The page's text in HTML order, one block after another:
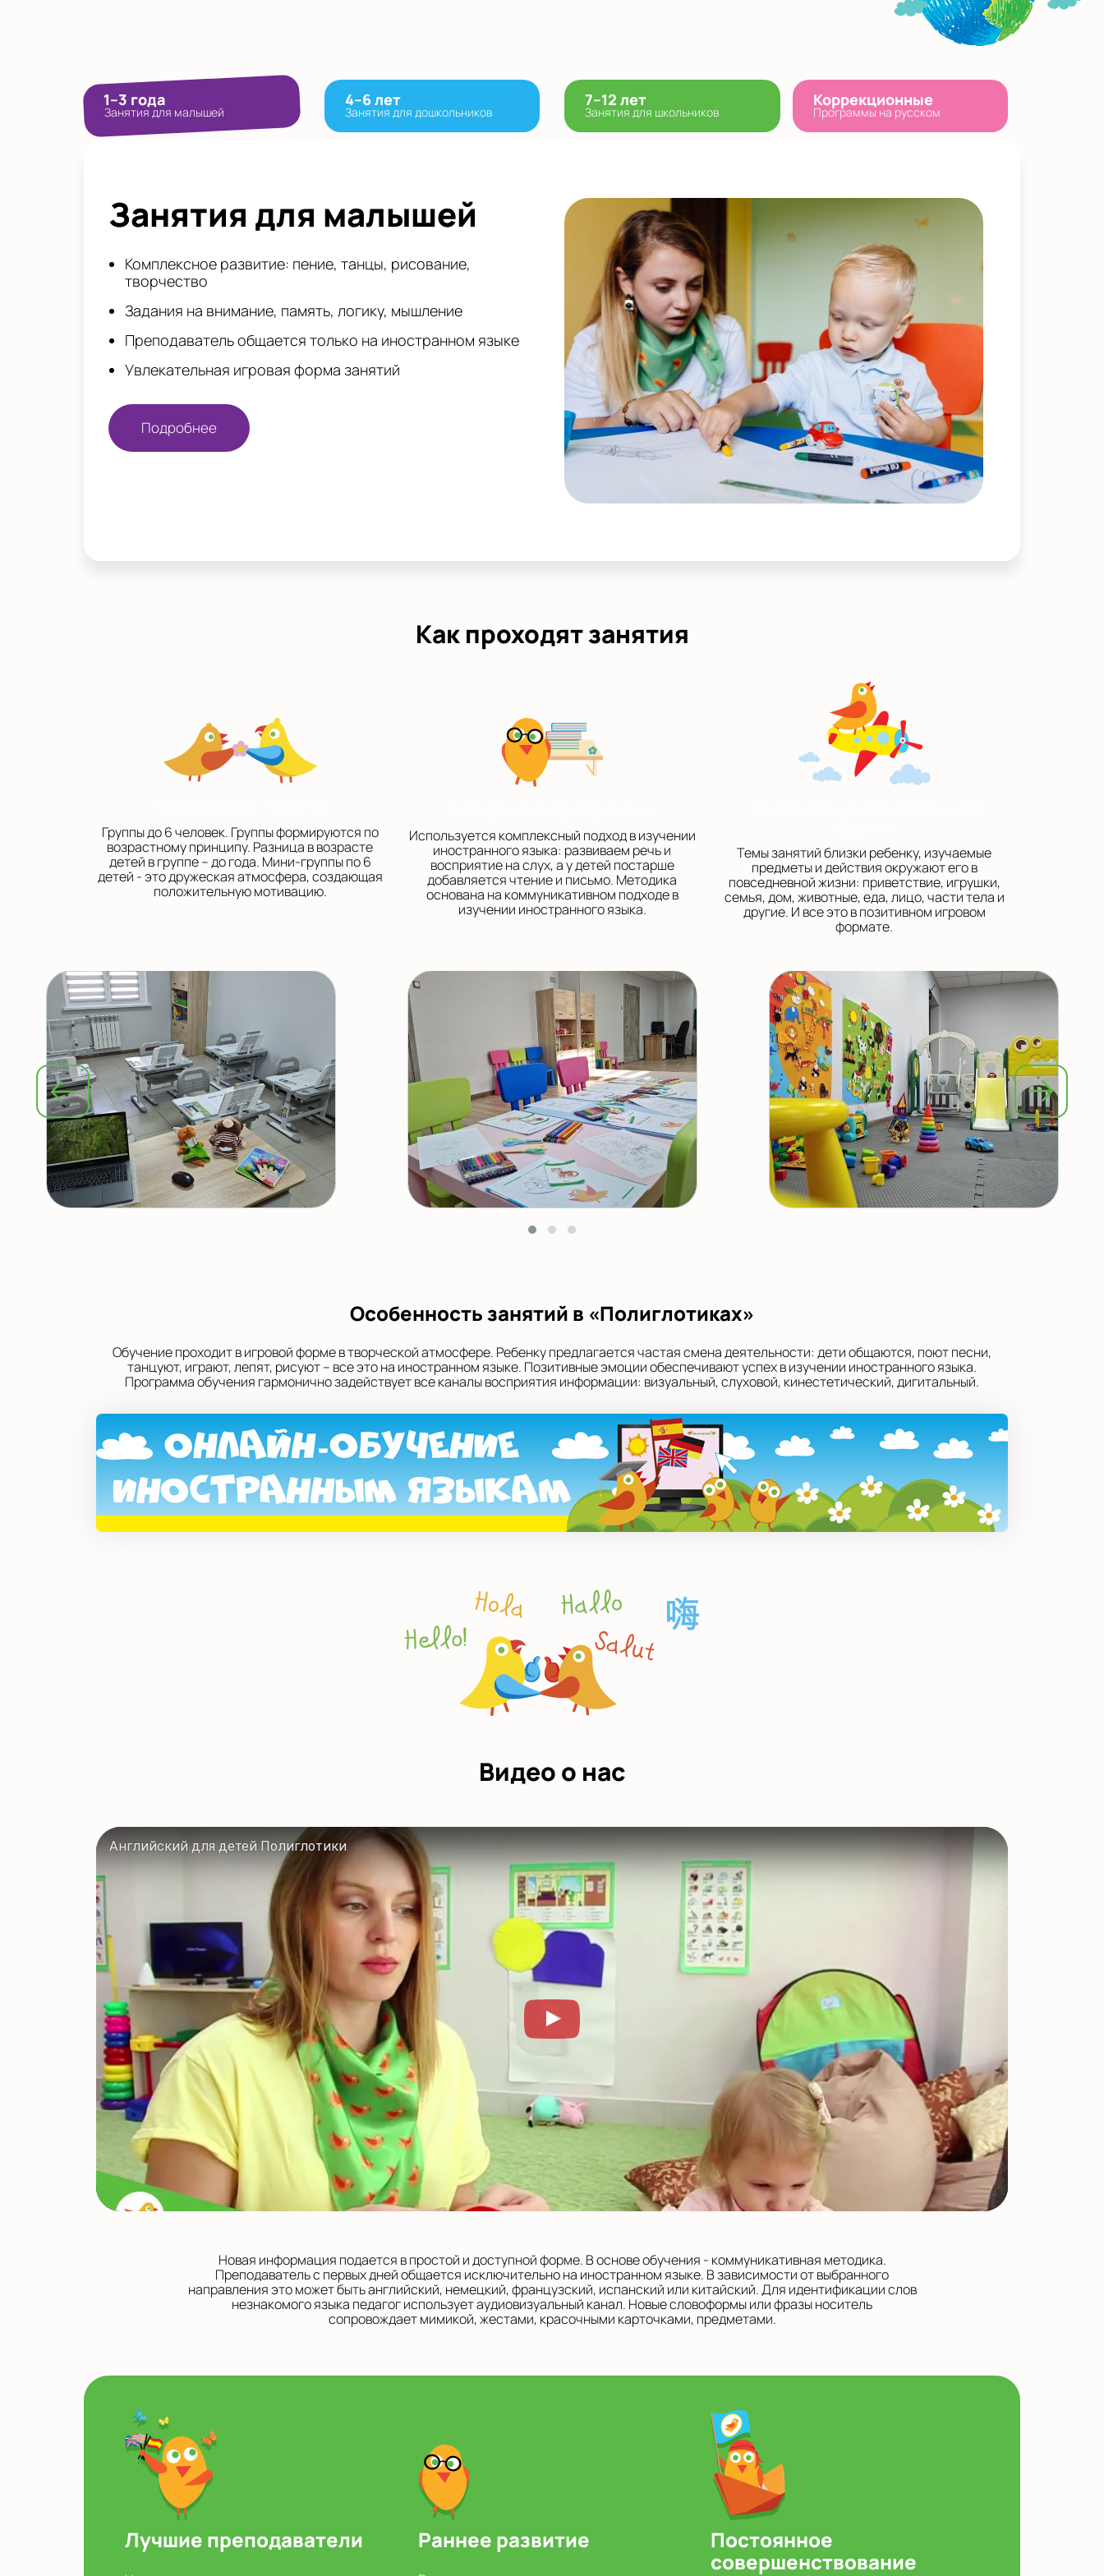
1–3 года
Занятия для малышей
4–6 лет
Занятия для дошкольников
7–12 лет
Занятия для школьников
Коррекционные
Программы на русском
Занятия для малышей
Комплексное развитие: пение, танцы, рисование,
творчество
Задания на внимание, память, логику, мышление
Преподаватель общается только на иностранном языке
Увлекательная игровая форма занятий
Подробнее
Как проходят занятия
Группы до 6 человек. Группы формируются по
возрастному принципу. Разница в возрасте
детей в группе – до года. Мини-группы по 6
детей - это дружеская атмосфера, создающая
положительную мотивацию.
Используется комплексный подход в изучении
иностранного языка: развиваем речь и
восприятие на слух, а у детей постарше
добавляется чтение и письмо. Методика
основана на коммуникативном подходе в
изучении иностранного языка.
Темы занятий близки ребенку, изучаемые
предметы и действия окружают его в
повседневной жизни: приветствие, игрушки,
семья, дом, животные, еда, лицо, части тела и
другие. И все это в позитивном игровом
формате.
Особенность занятий в «Полиглотиках»
Обучение проходит в игровой форме в творческой атмосфере. Ребенку предлагается частая смена деятельности: дети общаются, поют песни,
танцуют, играют, лепят, рисуют – все это на иностранном языке. Позитивные эмоции обеспечивают успех в изучении иностранного языка.
Программа обучения гармонично задействует все каналы восприятия информации: визуальный, слуховой, кинестетический, дигитальный.
Видео о нас
Английский для детей Полиглотики
Новая информация подается в простой и доступной форме. В основе обучения - коммуникативная методика.
Преподаватель с первых дней общается исключительно на иностранном языке. В зависимости от выбранного
направления это может быть английский, немецкий, французский, испанский или китайский. Для идентификации слов
незнакомого языка педагог использует аудиовизуальный канал. Новые словоформы или фразы носитель
сопровождает мимикой, жестами, красочными карточками, предметами.
Лучшие преподаватели Раннее развитие
Постоянное
совершенствование